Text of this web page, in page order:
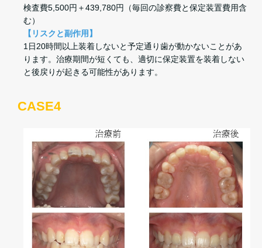
検査費5,500円＋439,780円（毎回の診察費と保定装置費用含
む）
【リスクと副作用】
1日20時間以上装着しないと予定通り歯が動かないことがあ
ります。治療期間が短くても、適切に保定装置を装着しない
と後戻りが起きる可能性があります。
CASE4